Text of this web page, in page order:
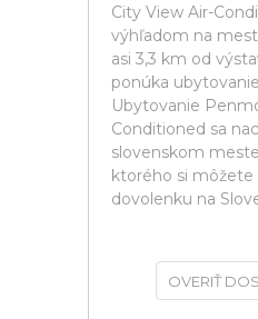
City View Air-
výhľadom na
asi 3,3 km od
ponúka
Ubytovanie
Conditioned sa
slovenskom
ktorého si môžete
dovolenku na
OVERIŤ